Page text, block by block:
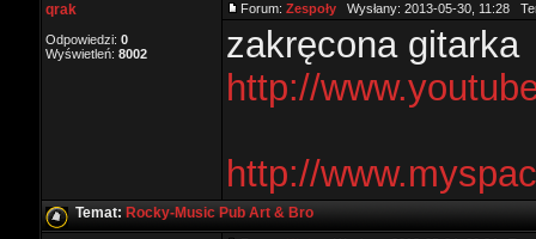
qrak
Odpowiedzi: 0
Wyświetleń: 8002
Forum: Zespoły Wysłany: 2013-05-30, 11:28
zakręcona gitarka
http://
http://
Temat: Rocky-Music Pub Art & Bro